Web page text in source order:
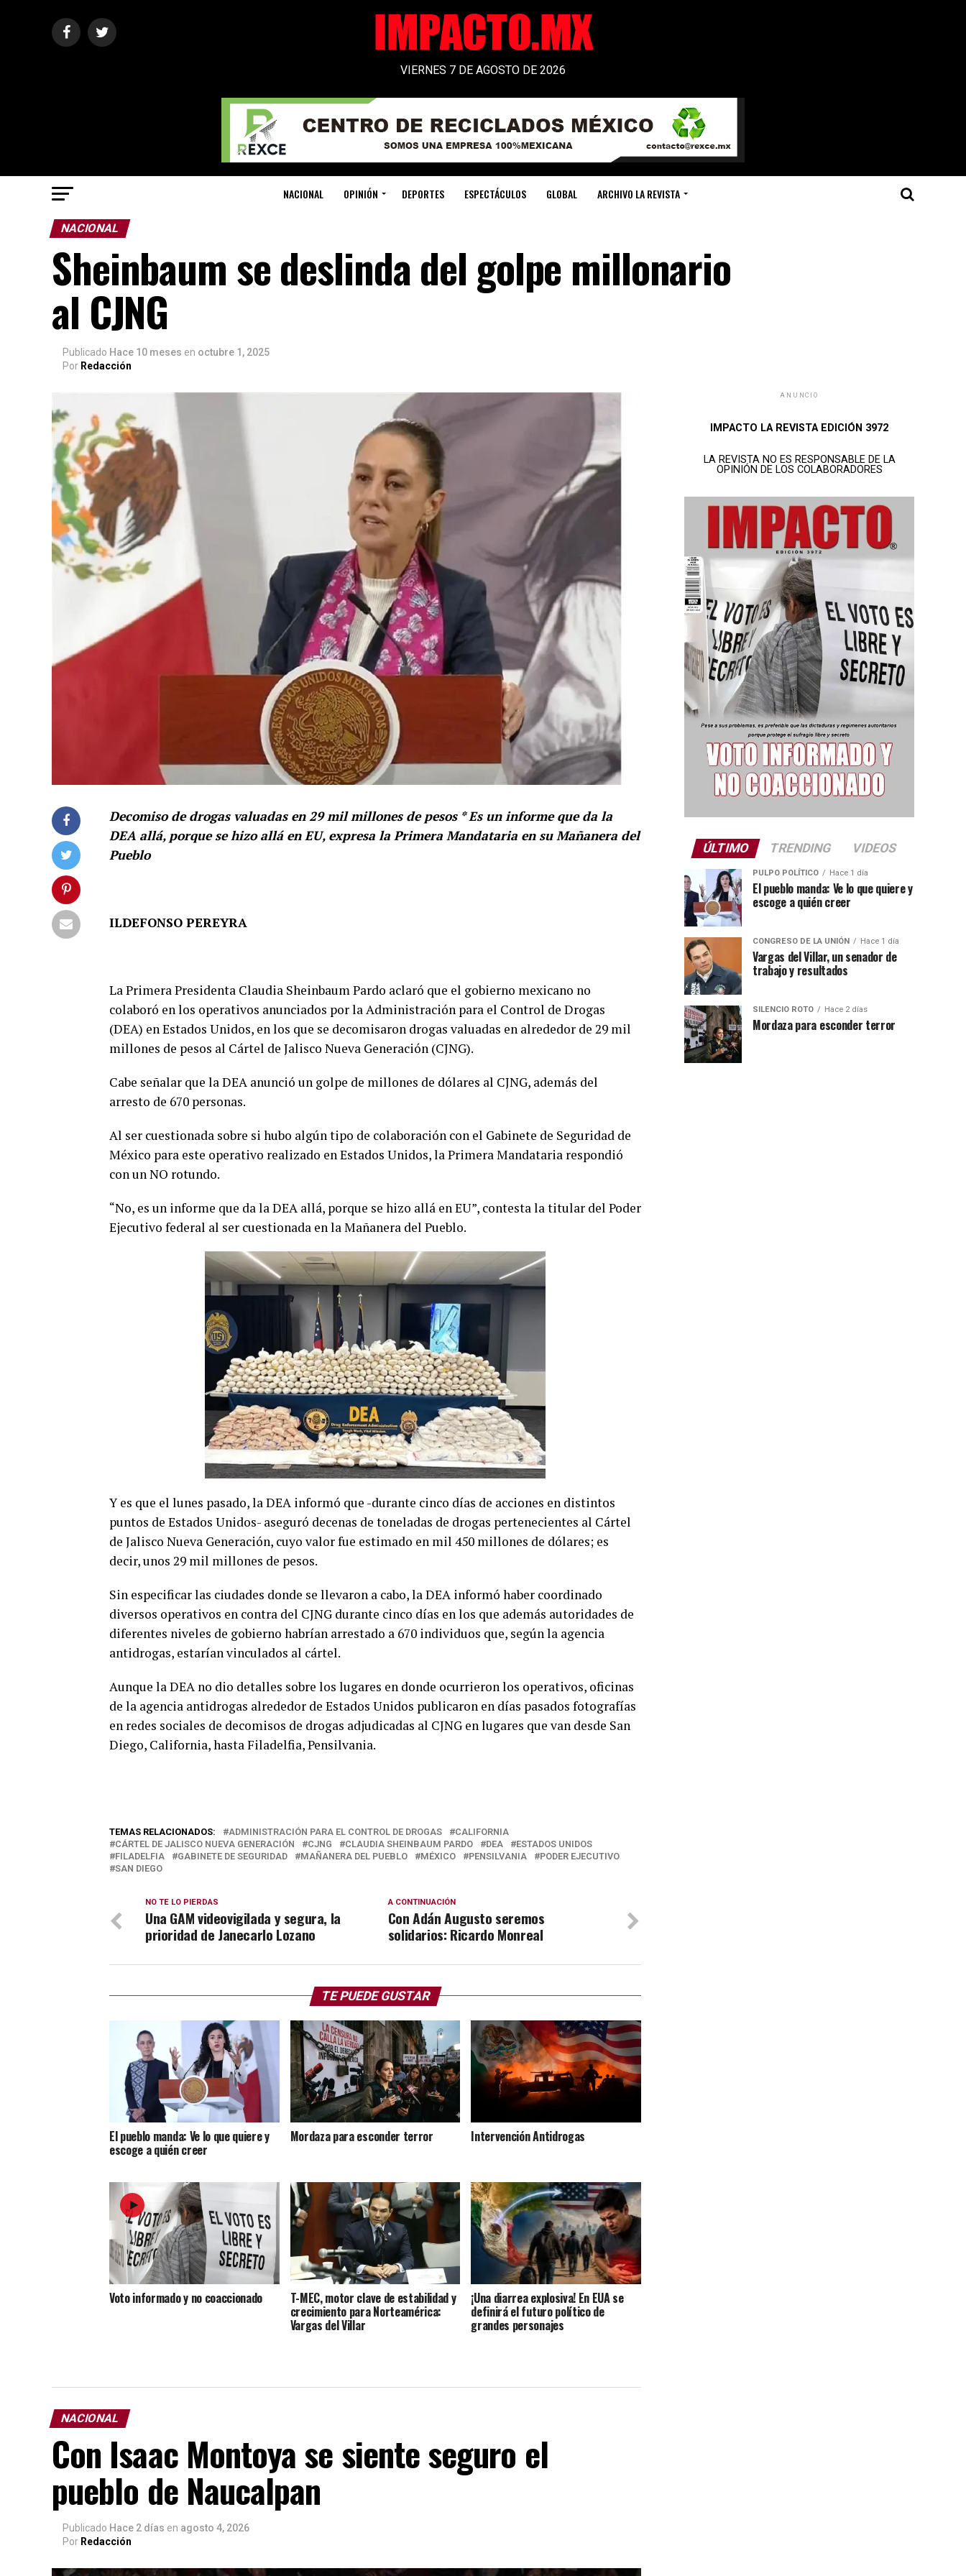
VIERNES 7 DE AGOSTO DE 2026
NACIONAL OPINIÓN DEPORTES ESPECTÁCULOS GLOBAL ARCHIVO LA REVISTA
NACIONAL
Sheinbaum se deslinda del golpe millonario
al CJNG
Publicado Hace 10 meses en octubre 1, 2025
Por Redacción
Decomiso de drogas valuadas en 29 mil millones de pesos * Es un informe que da la
DEA allá, porque se hizo allá en EU, expresa la Primera Mandataria en su Mañanera del
Pueblo
ILDEFONSO PEREYRA
La Primera Presidenta Claudia Sheinbaum Pardo aclaró que el gobierno mexicano no
colaboró en los operativos anunciados por la Administración para el Control de Drogas
(DEA) en Estados Unidos, en los que se decomisaron drogas valuadas en alrededor de 29 mil
millones de pesos al Cártel de Jalisco Nueva Generación (CJNG).
Cabe señalar que la DEA anunció un golpe de millones de dólares al CJNG, además del
arresto de 670 personas.
Al ser cuestionada sobre si hubo algún tipo de colaboración con el Gabinete de Seguridad de
México para este operativo realizado en Estados Unidos, la Primera Mandataria respondió
con un NO rotundo.
“No, es un informe que da la DEA allá, porque se hizo allá en EU”, contesta la titular del Poder
Ejecutivo federal al ser cuestionada en la Mañanera del Pueblo.
Y es que el lunes pasado, la DEA informó que -durante cinco días de acciones en distintos
puntos de Estados Unidos- aseguró decenas de toneladas de drogas pertenecientes al Cártel
de Jalisco Nueva Generación, cuyo valor fue estimado en mil 450 millones de dólares; es
decir, unos 29 mil millones de pesos.
Sin especificar las ciudades donde se llevaron a cabo, la DEA informó haber coordinado
diversos operativos en contra del CJNG durante cinco días en los que además autoridades de
diferentes niveles de gobierno habrían arrestado a 670 individuos que, según la agencia
antidrogas, estarían vinculados al cártel.
Aunque la DEA no dio detalles sobre los lugares en donde ocurrieron los operativos, oficinas
de la agencia antidrogas alrededor de Estados Unidos publicaron en días pasados fotografías
en redes sociales de decomisos de drogas adjudicadas al CJNG en lugares que van desde San
Diego, California, hasta Filadelfia, Pensilvania.
TEMAS RELACIONADOS: ADMINISTRACIÓN PARA EL CONTROL DE DROGAS
CALIFORNIA
CÁRTEL DE JALISCO NUEVA GENERACIÓN
CJNG CLAUDIA SHEINBAUM PARDO DEA
ESTADOS UNIDOS
FILADELFIA
GABINETE DE SEGURIDAD MAÑANERA DEL PUEBLO MÉXICO PENSILVANIA
PODER EJECUTIVO
SAN DIEGO
A CONTINUACIÓN
Con Adán Augusto seremos
solidarios: Ricardo Monreal
NO TE LO PIERDAS
Una GAM videovigilada y segura, la
prioridad de Janecarlo Lozano
TE PUEDE GUSTAR
El pueblo manda: Ve lo que quiere y
escoge a quién creer
Mordaza para esconder terror Intervención Antidrogas
Voto informado y no coaccionado T-MEC, motor clave de estabilidad y
crecimiento para Norteamérica:
Vargas del Villar
¡Una diarrea explosiva! En EUA se
definirá el futuro político de
grandes personajes
NACIONAL
Con Isaac Montoya se siente seguro el
pueblo de Naucalpan
Publicado Hace 2 días en agosto 4, 2026
Por Redacción
ANUNCIO
IMPACTO LA REVISTA EDICIÓN 3972
LA REVISTA NO ES RESPONSABLE DE LA
OPINIÓN DE LOS COLABORADORES
ÚLTIMO TRENDING VIDEOS
PULPO POLÍTICO Hace 1 día
El pueblo manda: Ve lo que quiere y
escoge a quién creer
CONGRESO DE LA UNIÓN Hace 1 día
Vargas del Villar, un senador de
trabajo y resultados
SILENCIO ROTO Hace 2 días
Mordaza para esconder terror